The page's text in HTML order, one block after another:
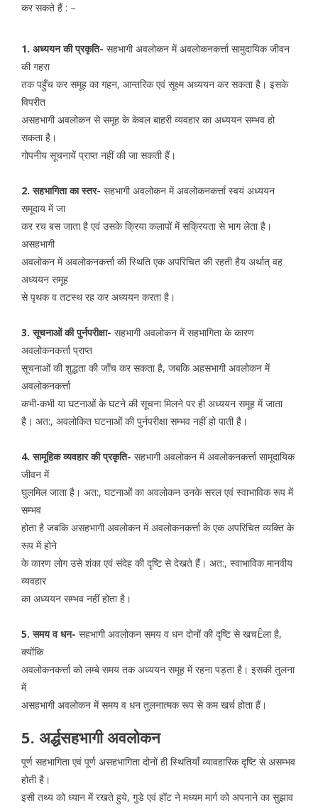
कर सकते हैं : –
1. अध्ययन की प्रकृति- सहभागी अवलोकन में अवलोकनकर्त्ता सामुदायिक जीवन
की गहरा
तक पहुँच कर समूह का गहन, आन्तरिक एवं सूक्ष्म अध्ययन कर सकता है। इसके
विपरीत
असहभागी अवलोकन से समूह के केवल बाहरी व्यवहार का अध्ययन सम्भव हो
सकता है।
गोपनीय सूचनायें प्राप्त नहीं की जा सकती हैं।
2. सहभागिता का स्तर- सहभागी अवलोकन में अवलोकनकर्त्ता स्वयं अध्ययन
समूदाय में जा
कर रच बस जाता है एवं उसके क्रिया कलापों में सक्रियता से भाग लेता है।
असहभागी
अवलोकन में अवलोकनकर्त्ता की स्थिति एक अपरिचित की रहती हैय अर्थात् वह
अध्ययन समूह
से पृथक व तटस्थ रह कर अध्ययन करता है।
3. सूचनाओं की पुर्नपरीक्षा- सहभागी अवलोकन में सहभागिता के कारण
अवलोकनकर्त्ता प्राप्त
सूचनाओं की शुद्धता की जाँच कर सकता है, जबकि अहसभागी अवलोकन में
अवलोकनकर्त्ता
कभी-कभी या घटनाओं के घटने की सूचना मिलने पर ही अध्ययन समूह में जाता
है। अत:, अवलोकित घटनाओं की पुर्नपरीक्षा सम्भव नहीं हो पाती है।
4. सामूहिक व्यवहार की प्रकृति- सहभागी अवलोकन में अवलोकनकर्त्ता सामूदायिक
जीवन में
घुलमिल जाता है। अत:, घटनाओं का अवलोकन उनके सरल एवं स्वाभाविक रूप में
सम्भव
होता है जबकि असहभागी अवलोकन में अवलोकनकर्त्ता के एक अपरिचित व्यक्ति के
रूप में होने
के कारण लोग उसे शंका एवं संदेह की दृष्टि से देखते हैं। अत:, स्वाभाविक मानवीय
व्यवहार
का अध्ययन सम्भव नहीं होता है।
5. समय व धन- सहभागी अवलोकन समय व धन दोनों की दृष्टि से खचÊला है,
क्योंकि
अवलोकनकर्त्ता को लम्बे समय तक अध्ययन समूह में रहना पड़ता है। इसकी तुलना
में
असहभागी अवलोकन में समय व धन तुलनात्मक रूप से कम खर्च होता हैं।
5. अर्द्धसहभागी अवलोकन
पूर्ण सहभागिता एवं पूर्ण असहभागिता दोनों ही स्थितियाँ व्यावहारिक दृष्टि से असम्भव
होती है।
इसी तथ्य को ध्यान में रखते हुये, गुडे एवं हॉट ने मध्यम मार्ग को अपनाने का सुझाव